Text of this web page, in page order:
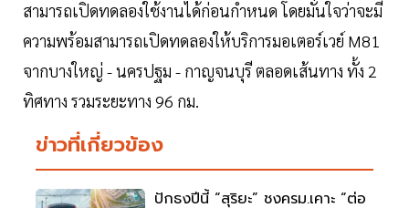
สามารถเปิดทดลองใช้งานได้ก่อนกำหนด โดยมั่นใจว่าจะมี
ความพร้อมสามารถเปิดทดลองให้บริการมอเตอร์เวย์ M81
จากบางใหญ่ - นครปฐม - กาญจนบุรี ตลอดเส้นทาง ทั้ง 2
ทิศทาง รวมระยะทาง 96 กม.
ข่าวที่เกี่ยวข้อง
ปักธงปีนี้ “สุริยะ” ชงครม.เคาะ “ต่อ